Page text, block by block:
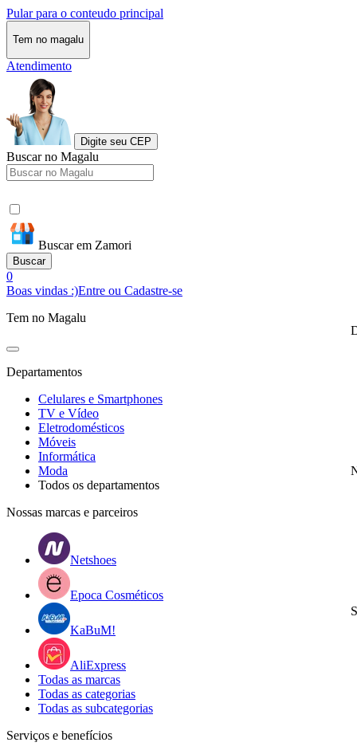
Pular para o conteudo principal
Tem no magalu
Atendimento
Digite seu CEP
Buscar no Magalu
Buscar em Zamori
Buscar
0
Boas vindas :)Entre ou Cadastre-se
Tem no Magalu
Departamentos
Celulares e Smartphones
TV e Vídeo
Eletrodomésticos
Móveis
Informática
Moda
Todos os departamentos
Nossas marcas e parceiros
Netshoes
Epoca Cosméticos
KaBuM!
AliExpress
Todas as marcas
Todas as categorias
Todas as subcategorias
Serviços e benefícios